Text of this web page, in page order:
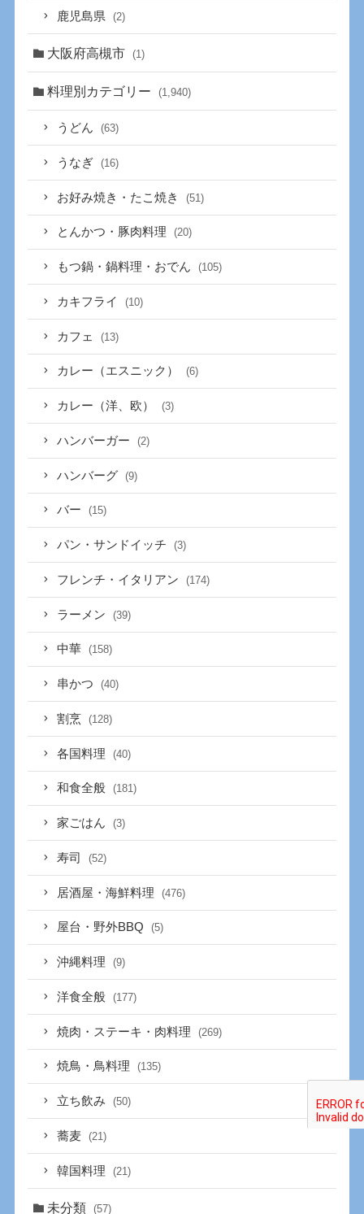
鹿児島県 (2)
大阪府高槻市 (1)
料理別カテゴリー (1,940)
うどん (63)
うなぎ (16)
お好み焼き・たこ焼き (51)
とんかつ・豚肉料理 (20)
もつ鍋・鍋料理・おでん (105)
カキフライ (10)
カフェ (13)
カレー（エスニック） (6)
カレー（洋、欧） (3)
ハンバーガー (2)
ハンバーグ (9)
バー (15)
パン・サンドイッチ (3)
フレンチ・イタリアン (174)
ラーメン (39)
中華 (158)
串かつ (40)
割烹 (128)
各国料理 (40)
和食全般 (181)
家ごはん (3)
寿司 (52)
居酒屋・海鮮料理 (476)
屋台・野外BBQ (5)
沖縄料理 (9)
洋食全般 (177)
焼肉・ステーキ・肉料理 (269)
焼鳥・鳥料理 (135)
立ち飲み (50)
蕎麦 (21)
韓国料理 (21)
未分類 (57)